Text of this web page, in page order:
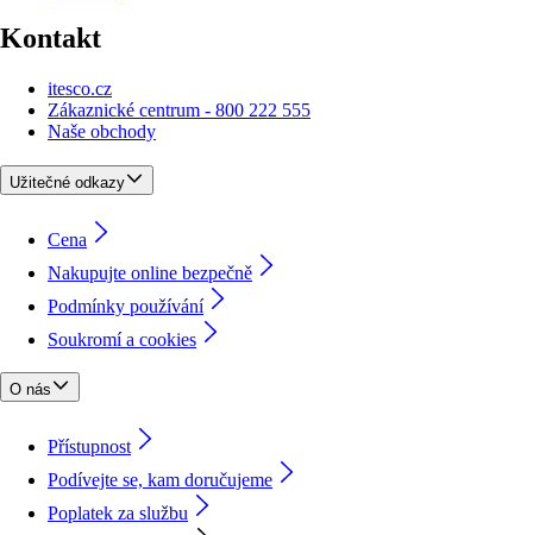
Kontakt
itesco.cz
Zákaznické centrum - 800 222 555
Naše obchody
Užitečné odkazy
Cena
Nakupujte online bezpečně
Podmínky používání
Soukromí a cookies
O nás
Přístupnost
Podívejte se, kam doručujeme
Poplatek za službu